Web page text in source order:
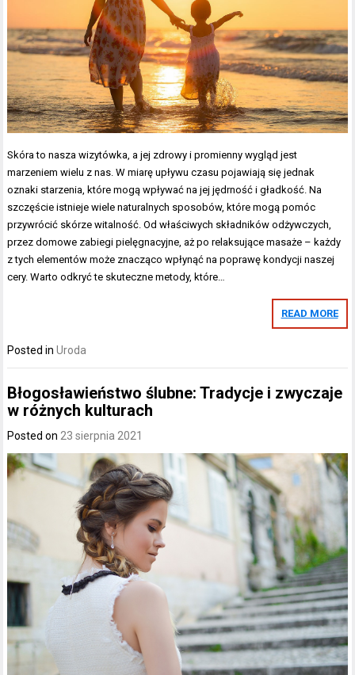
Skóra to nasza wizytówka, a jej zdrowy i promienny wygląd jest
marzeniem wielu z nas. W miarę upływu czasu pojawiają się jednak
oznaki starzenia, które mogą wpływać na jej jędrność i gładkość. Na
szczęście istnieje wiele naturalnych sposobów, które mogą pomóc
przywrócić skórze witalność. Od właściwych składników odżywczych,
przez domowe zabiegi pielęgnacyjne, aż po relaksujące masaże – każdy
z tych elementów może znacząco wpłynąć na poprawę kondycji naszej
cery. Warto odkryć te skuteczne metody, które…
READ MORE
Posted inUroda
Błogosławieństwo ślubne: Tradycje i zwyczaje
w różnych kulturach
Posted on 23 sierpnia 2021